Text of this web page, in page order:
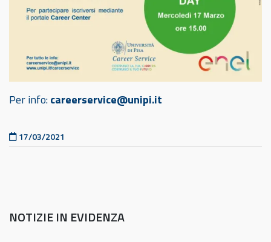
Pubblicato il
17/03/2021
Per info:careerservice@unipi.it
NOTIZIE IN EVIDENZA